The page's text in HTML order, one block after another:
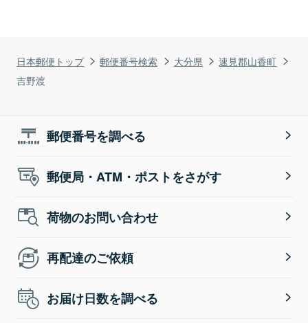
日本郵便トップ 郵便番号検索 大分県
速見郡山香町
吉野渡
郵便番号を調べる
郵便局・ATM・ポストをさがす
荷物のお問い合わせ
再配達のご依頼
お届け日数を調べる